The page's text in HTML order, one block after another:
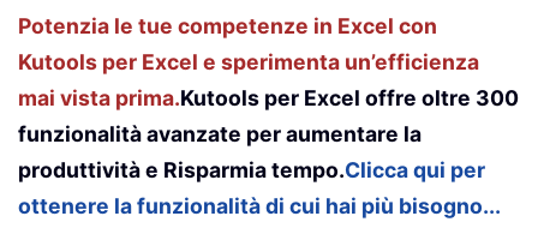
Potenzia le tue competenze in Excel con
Kutools per Excel e sperimenta un’efficienza
mai vista prima.Kutools per Excel offre oltre 300
funzionalità avanzate per aumentare la
produttività e Risparmia tempo.Clicca qui per
ottenere la funzionalità di cui hai più bisogno...